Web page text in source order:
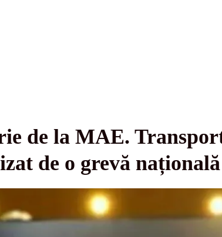
de la MAE.
de o grevă națională